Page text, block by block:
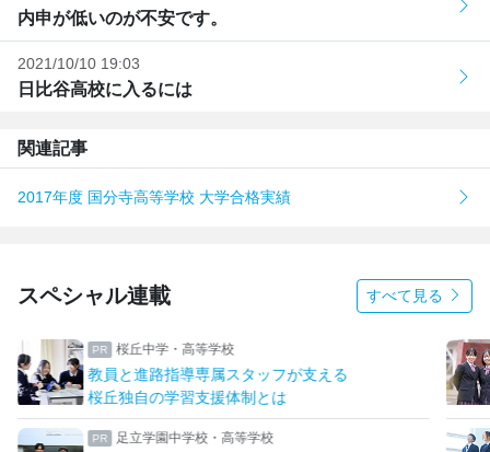
内申が低いのが不安です。
2021/10/10 19:03
日比谷高校に入るには
関連記事
2017年度 国分寺高等学校 大学合格実績
スペシャル連載 すべて見る
桜丘中学・高等学校
教員と進路指導専属スタッフが支える
桜丘独自の学習支援体制とは
足立学園中学校・高等学校